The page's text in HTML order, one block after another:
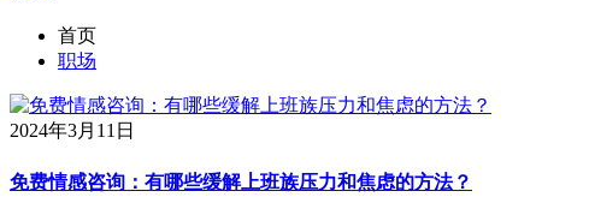
首页
职场
2024年3月11日
免费情感咨询：有哪些缓解上班族压力和焦虑的方法？